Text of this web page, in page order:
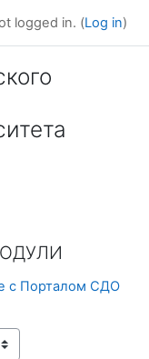
logged in. (Log in)
с Порталом СДО